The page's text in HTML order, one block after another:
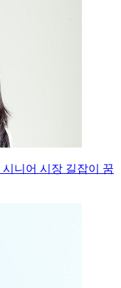
니어 시장 길잡이 꿈